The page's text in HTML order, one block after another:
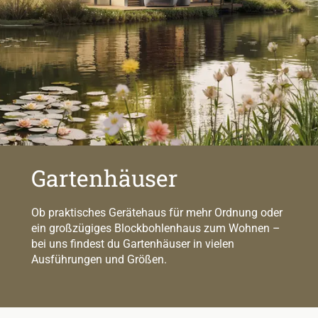
Gartenhäuser
Ob praktisches Gerätehaus für mehr Ordnung oder
ein großzügiges Blockbohlenhaus zum Wohnen –
bei uns findest du Gartenhäuser in vielen
Ausführungen und Größen.